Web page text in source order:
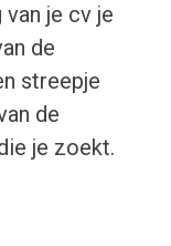
je cv je
de
streepje
de
je zoekt.